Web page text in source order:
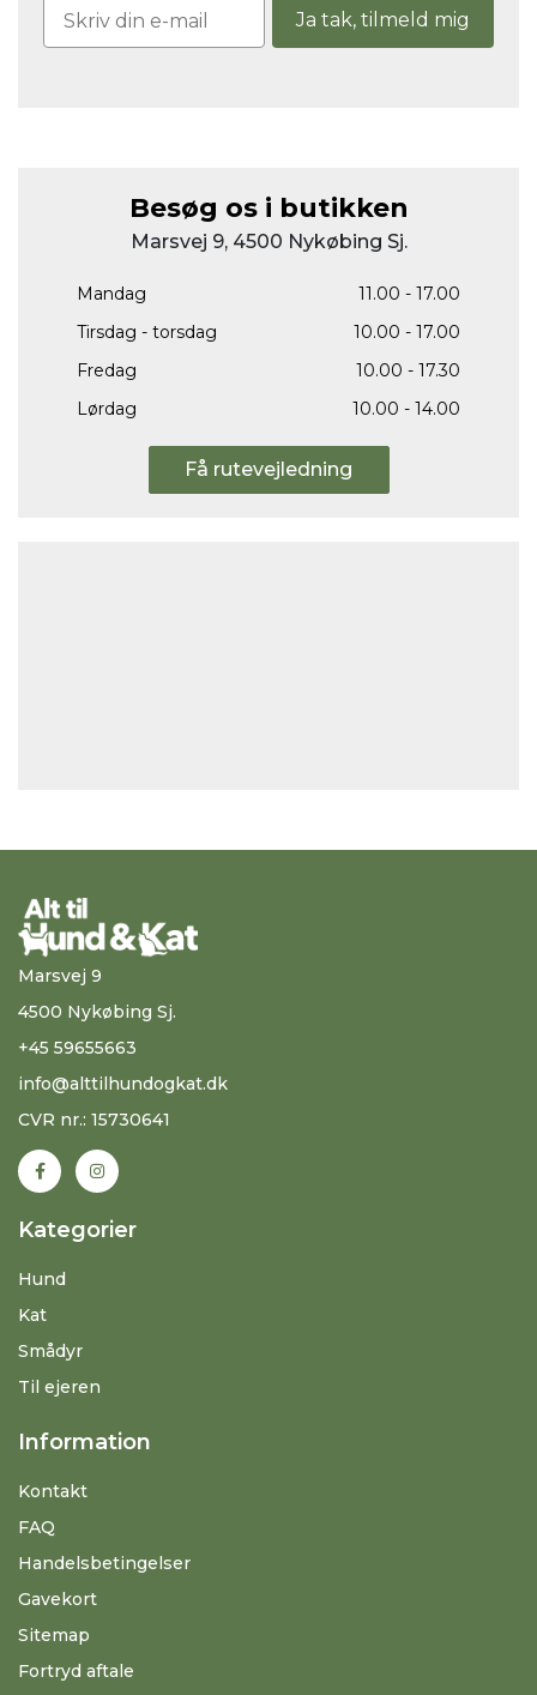
Ja tak, tilmeld mig
Besøg os i butikken
Marsvej 9, 4500 Nykøbing Sj.
Mandag
11.00 - 17.00
Tirsdag - torsdag
10.00 - 17.00
Fredag
10.00 - 17.30
Lørdag
10.00 - 14.00
Få rutevejledning
Marsvej 9
4500 Nykøbing Sj.
+45 59655663
info@alttilhundogkat.dk
CVR nr.: 15730641
Kategorier
Hund
Kat
Smådyr
Til ejeren
Information
Kontakt
FAQ
Handelsbetingelser
Gavekort
Sitemap
Fortryd aftale